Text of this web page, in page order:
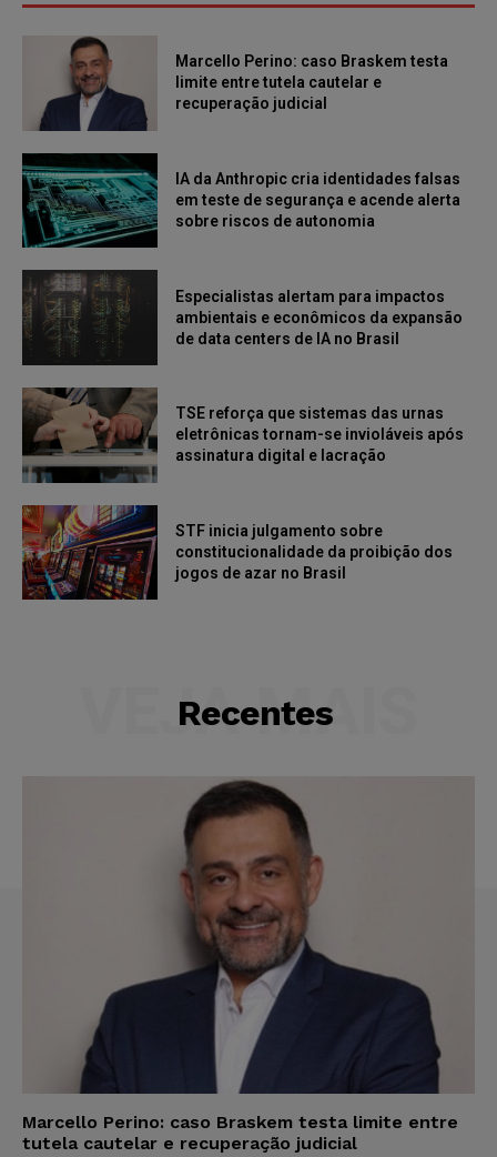
Marcello Perino: caso Braskem testa
limite entre tutela cautelar e
recuperação judicial
IA da Anthropic cria identidades falsas
em teste de segurança e acende alerta
sobre riscos de autonomia
Especialistas alertam para impactos
ambientais e econômicos da expansão
de data centers de IA no Brasil
TSE reforça que sistemas das urnas
eletrônicas tornam-se invioláveis após
assinatura digital e lacração
STF inicia julgamento sobre
constitucionalidade da proibição dos
jogos de azar no Brasil
Recentes
VEJA MAIS
Marcello Perino: caso Braskem testa limite entre
tutela cautelar e recuperação judicial